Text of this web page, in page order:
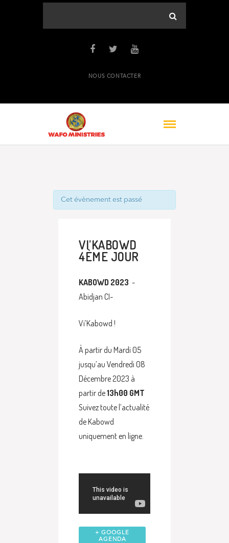
NOUS CONTACTER
Cet évènement est passé
VI’KABOWD
4ÈME JOUR
KABOWD 2023 -
Abidjan CI-
Vi’Kabowd !
À partir du Mardi 05
jusqu’au Vendredi 08
Décembre 2023 à
partir de13h00 GMT
Suivez toute l’actualité
de Kabowd
uniquement en ligne.
+ GOOGLE
AGENDA